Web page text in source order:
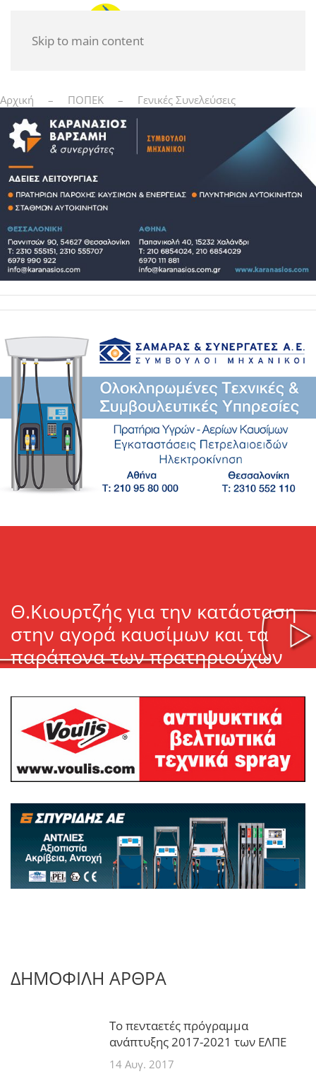
Skip to main content
Αρχική ΠΟΠΕΚ Γενικές Συνελεύσεις
Θ.Κιουρτζής για την κατάσταση
στην αγορά καυσίμων και τα
παράπονα των πρατηριούχων
ΔΗΜΟΦΙΛΗ ΑΡΘΡΑ
Το πενταετές πρόγραμμα
ανάπτυξης 2017-2021 των ΕΛΠΕ
14 Αυγ. 2017